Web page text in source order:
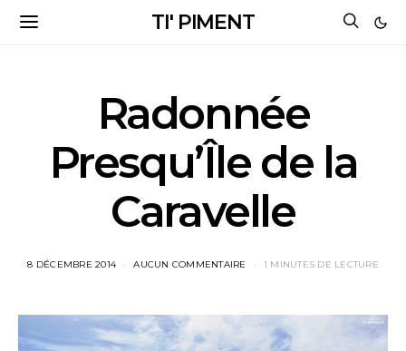
TI' PIMENT
Radonnée
Presqu’Île de la
Caravelle
8 DÉCEMBRE 2014 AUCUN COMMENTAIRE 1 MINUTES DE LECTURE